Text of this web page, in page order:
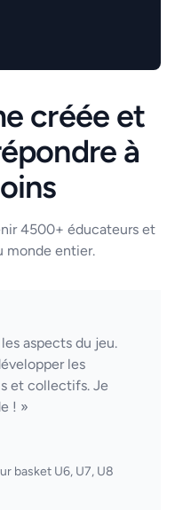
créée et
à
4500+ éducateurs et
monde entier.
aspects du jeu.
les
et collectifs. Je
! »
basket U6, U7, U8